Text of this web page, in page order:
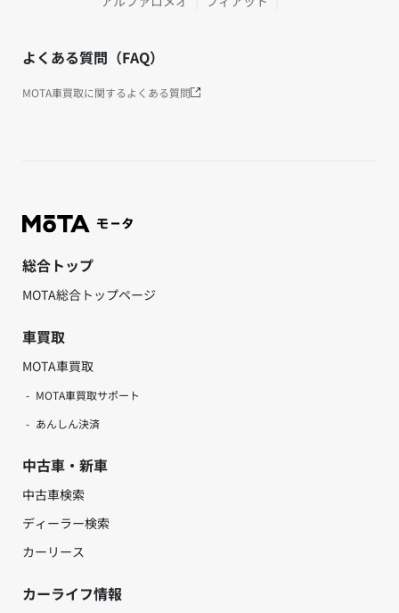
よくある質問（FAQ）
MOTA車買取に関するよくある質問
総合トップ
MOTA総合トップページ
車買取
MOTA車買取
MOTA車買取サポート
あんしん決済
中古車・新車
中古車検索
ディーラー検索
カーリース
カーライフ情報